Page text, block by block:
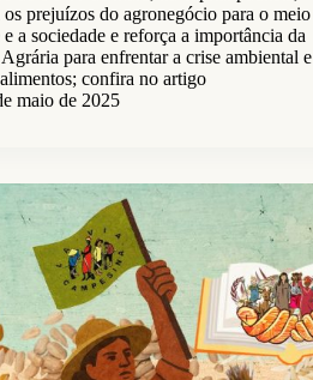
os prejuízos do agronegócio para o meio
a sociedade e reforça a importância da
para enfrentar a crise ambiental e
confira no artigo
maio de 2025